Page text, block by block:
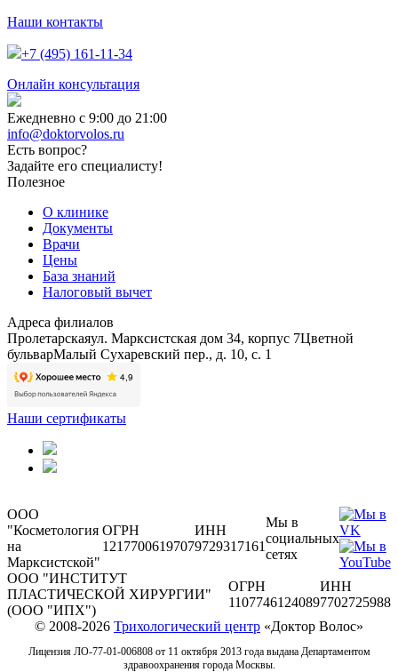
Наши контакты
+7 (495) 161-11-34
Онлайн консультация
Ежедневно с 9:00 до 21:00
info@doktorvolos.ru
Есть вопрос?
Задайте его специалисту!
Полезное
О клинике
Документы
Врачи
Цены
База знаний
Налоговый вычет
Адреса филиалов
Пролетарскаяул. Марксистская дом 34, корпус 7Цветной
бульварМалый Сухаревский пер., д. 10, с. 1
Наши сертификаты
ООО
"Косметология
на
Марксистской"
ОГРН
1217700619707
ИНН
9729317161
Мы в
социальных
сетях
ООО "ИНСТИТУТ
ПЛАСТИЧЕСКОЙ ХИРУРГИИ"
(ООО "ИПХ")
ОГРН
1107746124089
ИНН
7702725988
© 2008-2026 Трихологический центр «Доктор Волос»
Лицензия ЛО-77-01-006808 от 11 октября 2013 года выдана Департаментом
здравоохранения города Москвы.